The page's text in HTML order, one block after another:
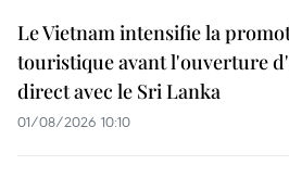
Le Vietnam intensifie la
touristique avant l'ouverture
direct avec le Sri Lanka
01/08/2026 10:10